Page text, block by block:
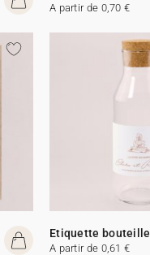
A partir de 0,70 €
Etiquette bouteille
A partir de 0,61 €